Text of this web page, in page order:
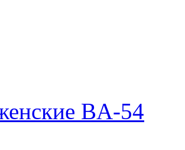
BA-54